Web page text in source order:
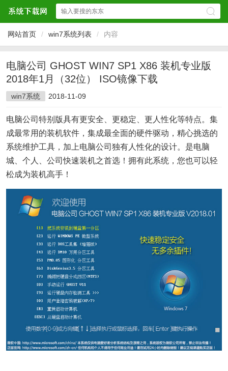
网站首页 / win7系统列表 / 内容
电脑公司 GHOST WIN7 SP1 X86 装机专业版
2018年1月（32位） ISO镜像下载
win7系统 2018-11-09
电脑公司特别版具有更安全、更稳定、更人性化等特点。集
成最常用的装机软件，集成最全面的硬件驱动，精心挑选的
系统维护工具，加上电脑公司独有人性化的设计。是电脑
城、个人、公司快速装机之首选！拥有此系统，您也可以轻
松成为装机高手！